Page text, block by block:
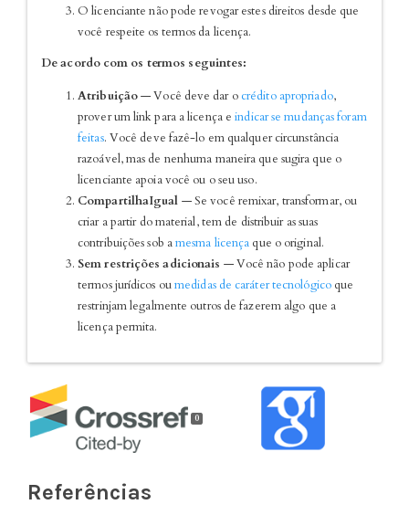
O licenciante não pode revogar estes direitos desde que
você respeite os termos da licença.
De acordo com os termos seguintes:
Atribuição— Você deve dar o crédito apropriado,
prover um link para a licença eindicar se mudanças foram
feitas. Você deve fazê-lo em qualquer circunstância
razoável, mas de nenhuma maneira que sugira que o
licenciante apoia você ou o seu uso.
CompartilhaIgual — Se você remixar, transformar, ou
criar a partir do material, tem de distribuir as suas
contribuições sob amesma licença que o original.
Sem restrições adicionais — Você não pode aplicar
termos jurídicos oumedidas de caráter tecnológico que
restrinjam legalmente outros de fazerem algo que a
licença permita.
0
Referências